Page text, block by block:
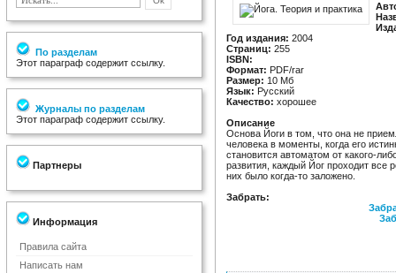
По разделам
Этот параграф содержит ссылку.
Журналы по разделам
Этот параграф содержит ссылку.
Партнеры
Информация
Правила сайта
Написать нам
Год издания: 2004
Страниц: 255
ISBN:
Формат: PDF/rar
Размер: 10 Мб
Язык: Русский
Качество: хорошее
Описание
Основа Йоги в том, что она не
человека в моменты, когда его
становится автоматом от какого-
развития, каждый Йог проходит все
них было когда-то заложено.
Забрать: